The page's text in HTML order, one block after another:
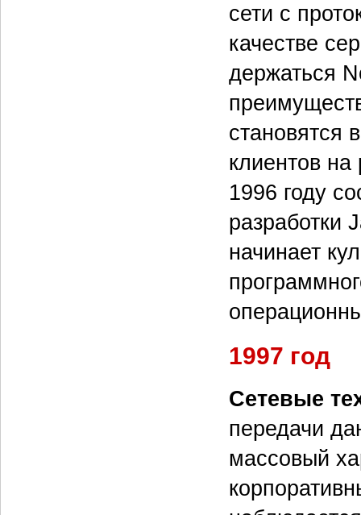
сети с
качестве
держаться
становятся
клиентов
1996 году
разработки
начинает
1997 год
Сетевые
передачи
массовый